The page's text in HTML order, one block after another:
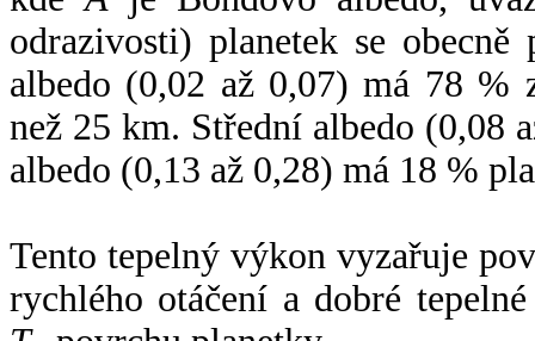
odrazivosti) planetek se
albedo (0,02 až 0,07) má 78 %
než 25 km. Střední albedo (0,08
albedo (0,13 až 0,28) má 18 %
Tento tepelný výkon vyzařuje
rychlého otáčení a dobré